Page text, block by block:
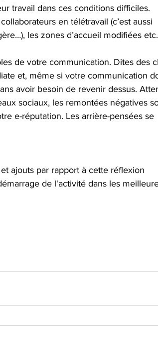
travail dans ces conditions difficiles.
en télétravail (c’est aussi
les zones d’accueil modifiées etc.
de votre communication. Dites des
et, même si votre communication
avoir besoin de revenir dessus.
sociaux, les remontées négatives
e-réputation. Les arrière-pensées se
ajouts par rapport à cette réflexion
de l'activité dans les